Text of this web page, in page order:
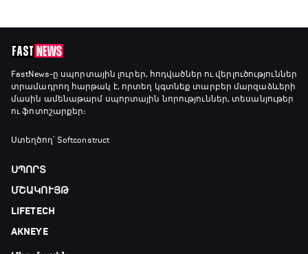
FastNews-ը սպորտային լուրեր, հոդվածներ ու վերլուծություններ
տրամադրող հարթակ է, որտեղ կգտնեք տարբեր մարզաձևերի
մասին ամենաթարմ սպորտային նորություններ, տեսանյութեր
ու ֆոտոշարքեր։
Ստեղծող՝ Softconstruct
ՍՊՈՐՏ
ՄՇԱԿՈՒՅԹ
LIFETECH
AKNEYE